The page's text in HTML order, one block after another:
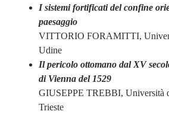
I sistemi fortificati del confine
paesaggio
VITTORIO FORAMITTI,
Udine
Il pericolo ottomano dal XV
di Vienna del 1529
GIUSEPPE TREBBI, Università
Trieste